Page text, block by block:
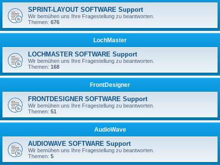
SPRINT-LAYOUT SOFTWARE Support
Wir bemühen uns Ihre Fragestellung zu beantworten.
Themen: 676
LochMaster
LOCHMASTER SOFTWARE Support
Wir bemühen uns Ihre Fragestellung zu beantworten.
Themen: 168
FrontDesigner
FRONTDESIGNER SOFTWARE Support
Wir bemühen uns Ihre Fragestellung zu beantworten.
Themen: 51
AudioWave
AUDIOWAVE SOFTWARE Support
Wir bemühen uns Ihre Fragestellung zu beantworten.
Themen: 5